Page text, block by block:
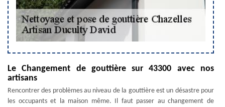
Le Changement de gouttière sur 43300 avec nos
artisans
Rencontrer des problèmes au niveau de la gouttière est un désastre pour
les occupants et la maison même. Il faut passer au changement de